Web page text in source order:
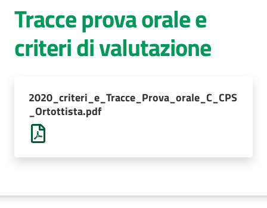
Luoghi di
cura
Tracce prova orale e
criteri di valutazione
2020_criteri_e_Tracce_Prova_orale_C_CPS
_Ortottista.pdf